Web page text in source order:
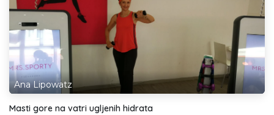
Ana Lipowatz
Masti gore na vatri ugljenih hidrata